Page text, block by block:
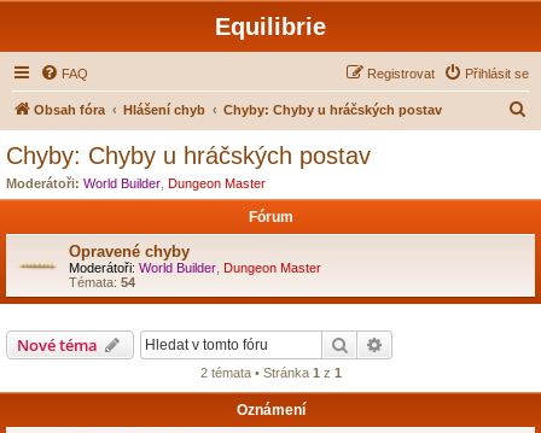
Equilibrie
FAQ Přihlásit se
Registrovat
Obsah fóra Hlášení chyb Chyby: Chyby u hráčských postav
Chyby: Chyby u hráčských postav
Moderátoři: World Builder Dungeon Master
Fórum
Opravené chyby
Moderátoři: World Builder Dungeon Master
Témata: 54
Nové téma Hledat
2 témata • Stránka 1 z 1
Oznámení